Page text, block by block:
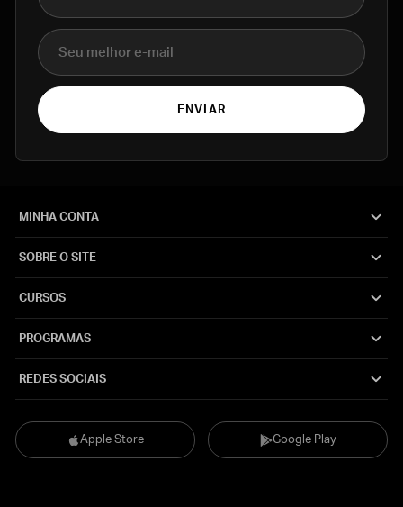
E-mail
ENVIAR
Apple Store Google Play
MINHA CONTA
SOBRE O SITE
CURSOS
PROGRAMAS
REDES SOCIAIS